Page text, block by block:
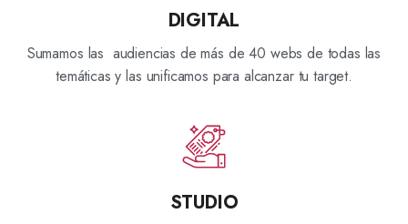
DIGITAL
Sumamos las audiencias de más de 40 webs de todas las
temáticas y las unificamos para alcanzar tu target.
STUDIO